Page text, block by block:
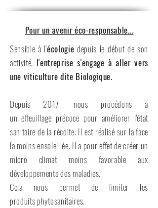
Pour un avenir éco-responsable...
Sensible à l'écologie depuis le début de son
activité, l'entreprise s'engage à aller vers
une viticulture dite Biologique.
Depuis 2017, nous procédons à
uneffeuillage précoce pour améliorer l'état
sanitaire de la récolte. Il est réalisé sur la face
la moinsensoleillée. Il a pour effet de créer un
micro climat moins favorable aux
développements des maladies.
Cela nous permet de limiter les
produits phytosanitaires.